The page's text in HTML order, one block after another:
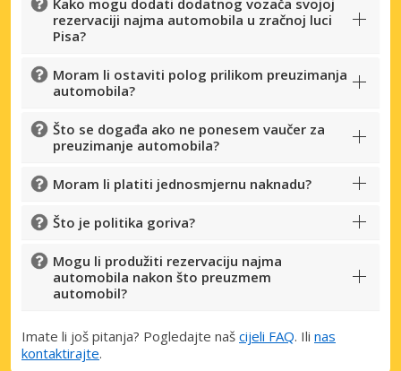
Kako mogu dodati dodatnog vozača svojoj
rezervaciji najma automobila u zračnoj luci
Pisa?
Moram li ostaviti polog prilikom preuzimanja
automobila?
Što se događa ako ne ponesem vaučer za
preuzimanje automobila?
Moram li platiti jednosmjernu naknadu?
Što je politika goriva?
Mogu li produžiti rezervaciju najma
automobila nakon što preuzmem
automobil?
Imate li još pitanja? Pogledajte naš cijeli FAQ. Ili nas
kontaktirajte.